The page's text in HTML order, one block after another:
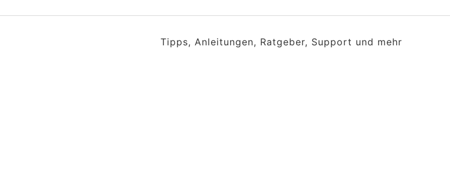
Tipps, Anleitungen, Ratgeber, Support und mehr